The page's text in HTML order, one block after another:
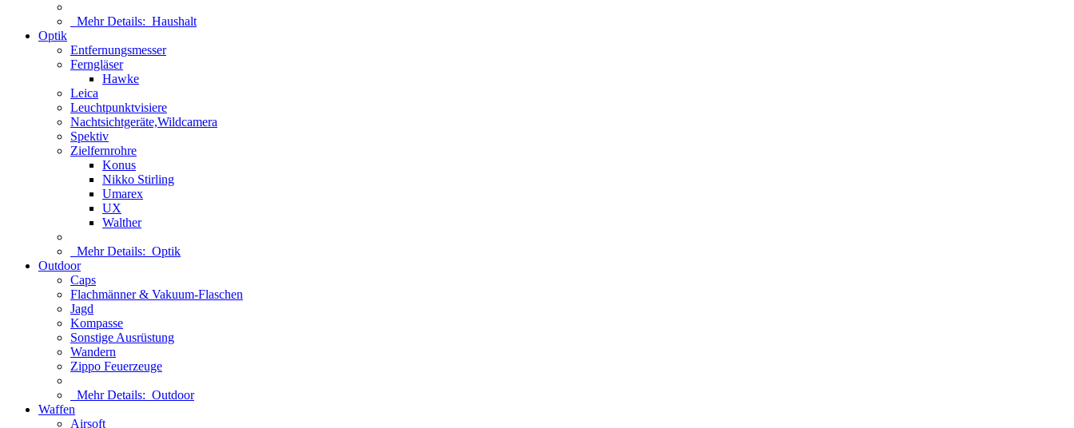
Mehr Details: Haushalt
Optik
Entfernungsmesser
Ferngläser
Hawke
Leica
Leuchtpunktvisiere
Nachtsichtgeräte,Wildcamera
Spektiv
Zielfernrohre
Konus
Nikko Stirling
Umarex
UX
Walther
Mehr Details: Optik
Outdoor
Caps
Flachmänner & Vakuum-Flaschen
Jagd
Kompasse
Sonstige Ausrüstung
Wandern
Zippo Feuerzeuge
Mehr Details: Outdoor
Waffen
Airsoft